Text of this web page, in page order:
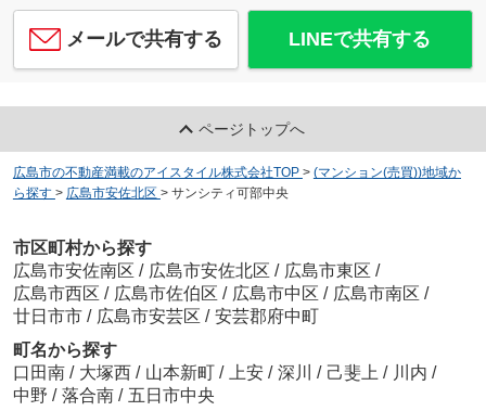
メールで共有する LINEで共有する
ページトップへ
広島市の不動産満載のアイスタイル株式会社TOP > (マンション(売買))地域か
ら探す > 広島市安佐北区 > サンシティ可部中央
市区町村から探す
広島市安佐南区 / 広島市安佐北区 / 広島市東区 /
広島市西区 / 広島市佐伯区 / 広島市中区 / 広島市南区 /
廿日市市 / 広島市安芸区 / 安芸郡府中町
町名から探す
口田南 / 大塚西 / 山本新町 / 上安 / 深川 / 己斐上 / 川内 /
中野 / 落合南 / 五日市中央